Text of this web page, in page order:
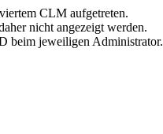
CLM aufgetreten.
nicht angezeigt werden.
beim jeweiligen Administrator.